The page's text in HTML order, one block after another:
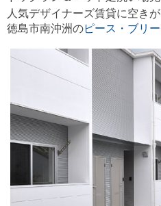
人気デザイナーズ賃貸に空き
徳島市南沖洲のピース・ブリ